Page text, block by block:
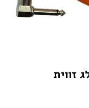
פלג זווית